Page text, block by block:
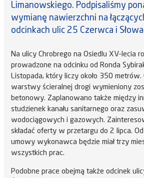
Limanowskiego. Podpisaliśmy
wymianę nawierzchni na
odcinkach ulic 25 Czerwca i
Na ulicy Chrobrego na Osiedlu XV-lecia
prowadzone na odcinku od Ronda
Listopada, który liczy około 350 metrów.
warstwy ścieralnej drogi wymieniony
betonowy. Zaplanowano także między
studzienek kanału sanitarnego oraz
wodociągowych i gazowych.
składać oferty w przetargu do 2 lipca.
umowy wykonawca będzie miał trzy
wszystkich prac.
Podobne prace obejmą także odcinek